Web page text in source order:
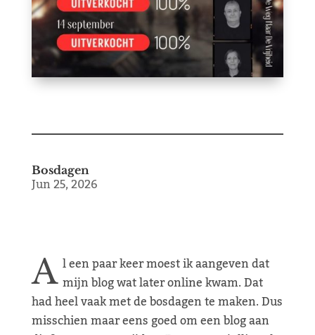
Bosdagen
Jun 25, 2026
A l een paar keer moest ik aangeven dat
mijn blog wat later online kwam. Dat
had heel vaak met de bosdagen te maken. Dus
misschien maar eens goed om een blog aan